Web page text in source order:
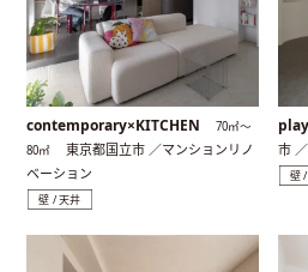
contemporary×KITCHEN
70㎡〜
80㎡
東京都国立市 ／マンションリノ
ベーション
壁 / 天井
市
壁